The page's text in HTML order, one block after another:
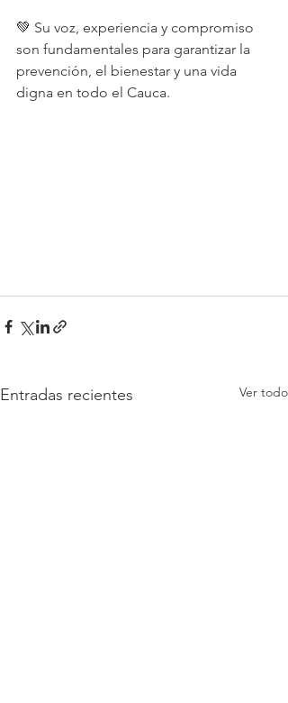
💚 Su voz, experiencia y compromiso
son fundamentales para garantizar la
prevención, el bienestar y una vida
digna en todo el Cauca.
Entradas recientes Ver todo